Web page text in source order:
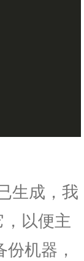
生成，我
以便主
机器，